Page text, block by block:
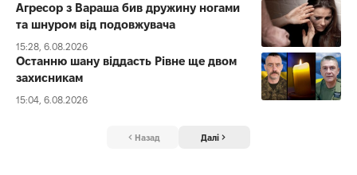
Агресор з Вараша бив дружину ногами
та шнуром від подовжувача
15:28, 6.08.2026
Останню шану віддасть Рівне ще двом
захисникам
15:04, 6.08.2026
Назад Далі